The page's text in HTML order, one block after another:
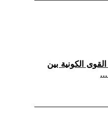
الكونية بين
...